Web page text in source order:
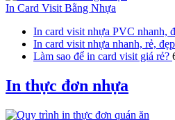
In Card Visit Bằng Nhựa
In card visit nhựa PVC nhanh,
In card visit nhựa nhanh, rẻ,
Làm sao để in card visit giá rẻ?
In thực đơn nhựa